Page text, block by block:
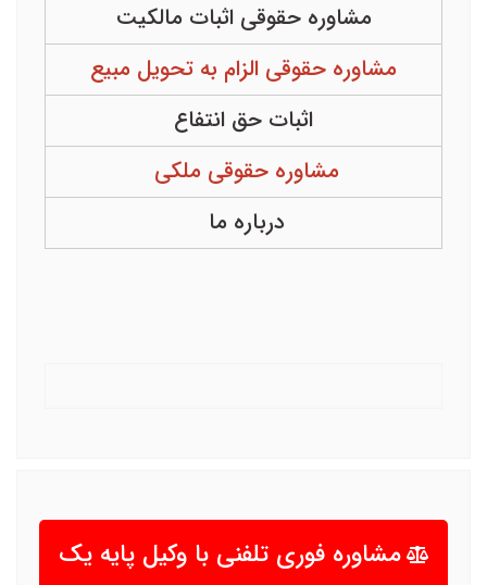
مشاوره حقوقی اثبات مالکیت
مشاوره حقوقی الزام به تحویل مبیع
اثبات حق انتفاع
مشاوره حقوقی ملکی
درباره ما
مشاوره فوری تلفنی با وکیل پایه یک